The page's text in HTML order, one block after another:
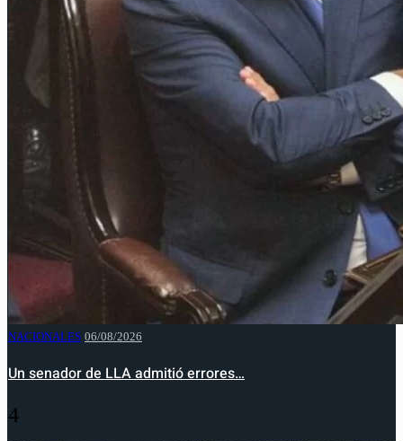
NACIONALES 06/08/2026
Un senador de LLA admitió errores…
4